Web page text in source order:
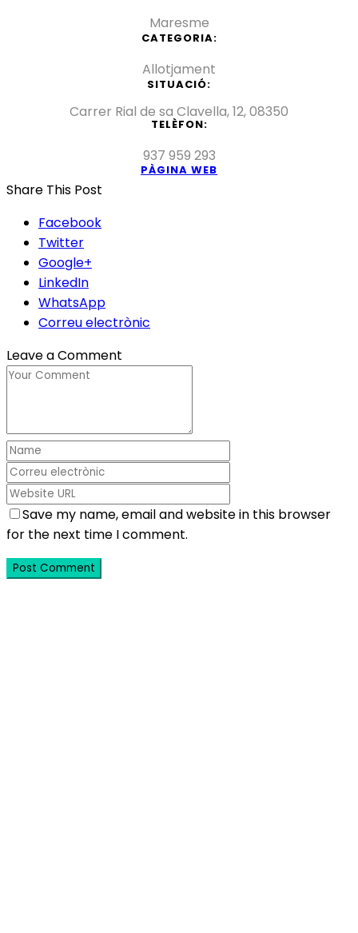
Maresme
CATEGORIA:
Allotjament
SITUACIÓ:
Carrer Rial de sa Clavella, 12, 08350
TELÈFON:
937 959 293
PÀGINA WEB
Share This Post
Facebook
Twitter
Google+
LinkedIn
WhatsApp
Correu electrònic
Leave a Comment
Save my name, email and website in this browser
for the next time I comment.